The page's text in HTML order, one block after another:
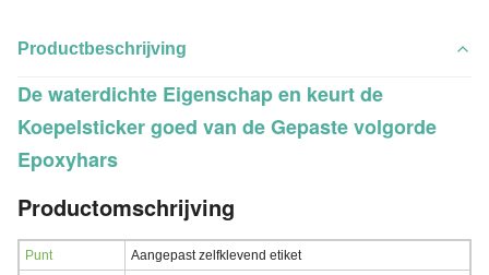
Productbeschrijving
De waterdichte Eigenschap en keurt de
Koepelsticker goed van de Gepaste volgorde
Epoxyhars
Productomschrijving
Punt
Aangepast zelfklevend etiket